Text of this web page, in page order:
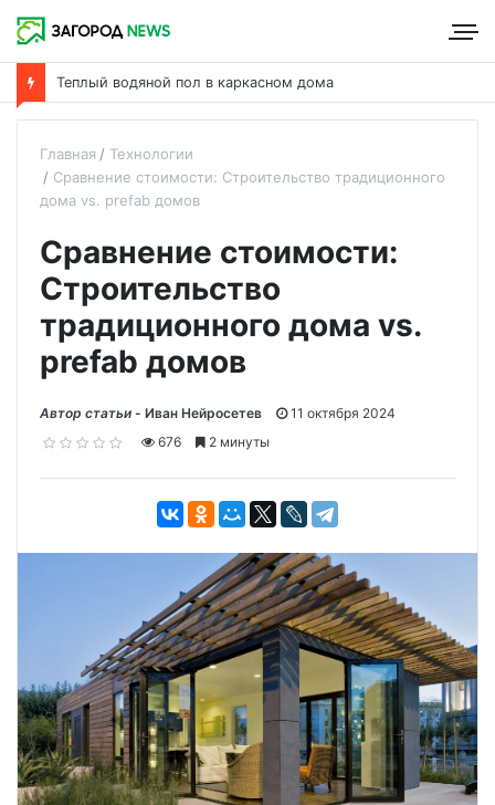
Теплый водяной пол в каркасном дома
Главная
Технологии
Сравнение стоимости: Строительство традиционного
дома vs. prefab домов
Сравнение стоимости:
Строительство
традиционного дома vs.
prefab домов
Автор статьи - Иван Нейросетев
11 октября 2024
676
2 минуты